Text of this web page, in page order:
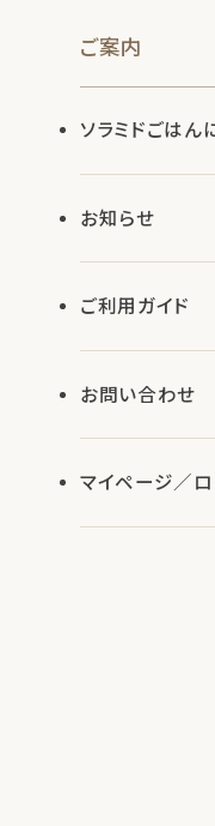
ご案内
ソラミドごはん
お知らせ
ご利用ガイド
お問い合わせ
マイページ／